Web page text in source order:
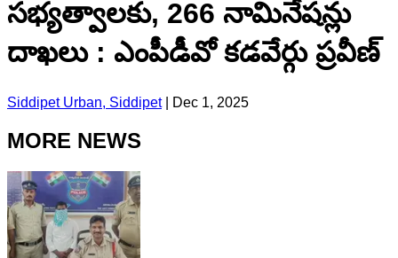
సభ్యత్వాలకు, 266 నామినేషన్లు
దాఖలు : ఎంపీడీవో కడవేర్గు ప్రవీణ్
Siddipet Urban, Siddipet| Dec 1, 2025
MORE NEWS